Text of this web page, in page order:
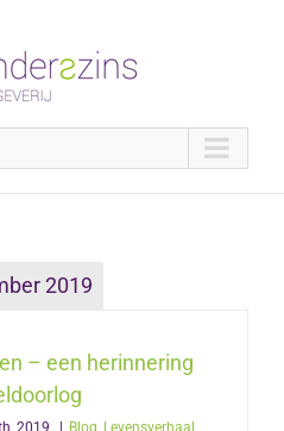
2019
– een herinnering
2019 | Blog Levensverhaal